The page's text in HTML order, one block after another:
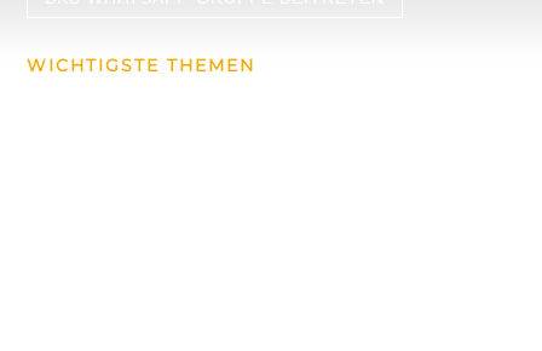
WICHTIGSTE THEMEN